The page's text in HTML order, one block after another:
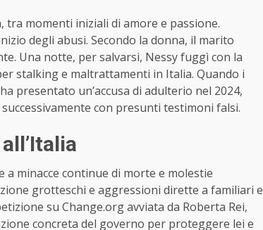
momenti iniziali di amore e passione.
degli abusi. Secondo la donna, il marito
Una notte, per salvarsi, Nessy fuggì con la
stalking e maltrattamenti in Italia. Quando i
presentato un’accusa di adulterio nel 2024,
con presunti testimoni falsi.
minacce continue di morte e molestie
grotteschi e aggressioni dirette a familiari e
su Change.org avviata da Roberta Rei,
concreta del governo per proteggere lei e